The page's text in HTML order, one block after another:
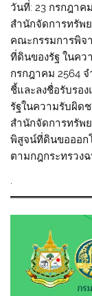
วันที่: 23 กรกฎาค
สำนักจัดการทรัพ
คณะกรรมการพิจ
ที่ดินของรัฐ ในคว
กรกฎาคม 2564
ชี้และลงชื่อรับรอ
รัฐในความรับผิด
สำนักจัดการทรัพ
พิสูจน์ที่ดินขอออก
ตามกฎกระทรวง
.